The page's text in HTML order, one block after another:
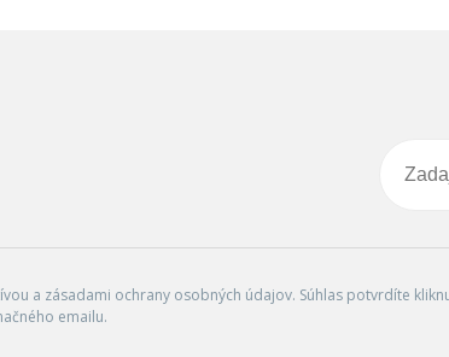
a zásadami ochrany osobných údajov. Súhlas potvrdíte
emailu.